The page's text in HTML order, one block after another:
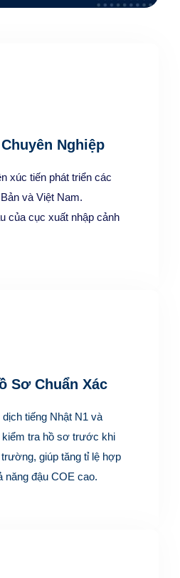
Nghiệp
xúc tiến phát triển các
và Việt Nam.
của cục xuất nhập cảnh
Sơ Chuẩn Xác
tiếng Nhật N1 và
tra hồ sơ trước khi
giúp tăng tỉ lệ hợp
năng đậu COE cao.